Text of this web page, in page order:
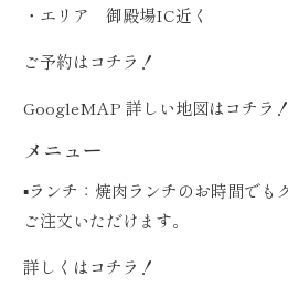
・エリア 御殿場IC近く
ご予約はコチラ！
GoogleMAP 詳しい地図はコチラ！
メニュー
▪️ランチ：焼肉ランチのお時間でも
ご注文いただけます。
詳しくはコチラ！